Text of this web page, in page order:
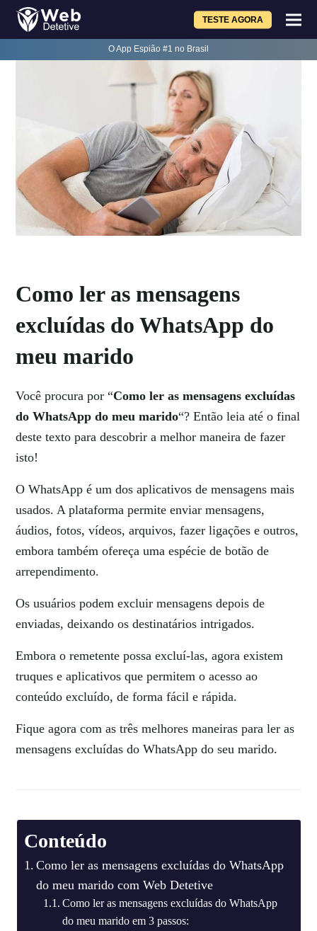
TESTE AGORA
O App Espião #1 no Brasil
Como ler as mensagens
excluídas do WhatsApp do
meu marido
Você procura por “Como ler as mensagens excluídas
do WhatsApp do meu marido“? Então leia até o final
deste texto para descobrir a melhor maneira de fazer
isto!
O WhatsApp é um dos aplicativos de mensagens mais
usados. A plataforma permite enviar mensagens,
áudios, fotos, vídeos, arquivos, fazer ligações e outros,
embora também ofereça uma espécie de botão de
arrependimento.
Os usuários podem excluir mensagens depois de
enviadas, deixando os destinatários intrigados.
Embora o remetente possa excluí-las, agora existem
truques e aplicativos que permitem o acesso ao
conteúdo excluído, de forma fácil e rápida.
Fique agora com as três melhores maneiras para ler as
mensagens excluídas do WhatsApp do seu marido.
Conteúdo
Como ler as mensagens excluídas do WhatsApp
do meu marido com Web Detetive
Como ler as mensagens excluídas do WhatsApp
do meu marido em 3 passos: